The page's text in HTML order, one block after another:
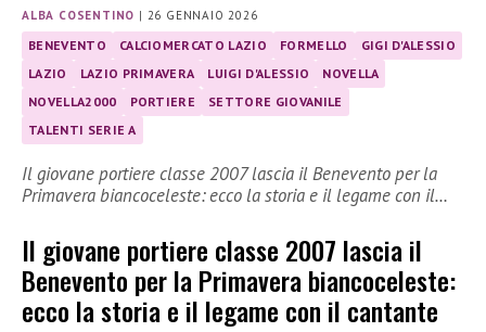
ALBA COSENTINO | 26 GENNAIO 2026
BENEVENTO CALCIOMERCATO LAZIO FORMELLO
GIGI D'ALESSIO
LAZIO
LAZIO PRIMAVERA LUIGI D'ALESSIO
NOVELLA
NOVELLA2000
PORTIERE
SETTORE GIOVANILE
TALENTI SERIE A
Il giovane portiere classe 2007 lascia il Benevento per la
Primavera biancoceleste: ecco la storia e il legame con il…
Il giovane portiere classe 2007 lascia il
Benevento per la Primavera biancoceleste:
ecco la storia e il legame con il cantante